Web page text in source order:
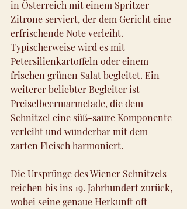
in Österreich mit einem Spritzer
Zitrone serviert, der dem Gericht eine
erfrischende Note verleiht.
Typischerweise wird es mit
Petersilienkartoffeln oder einem
frischen grünen Salat begleitet. Ein
weiterer beliebter Begleiter ist
Preiselbeermarmelade, die dem
Schnitzel eine süß-saure Komponente
verleiht und wunderbar mit dem
zarten Fleisch harmoniert.
Die Ursprünge des Wiener Schnitzels
reichen bis ins 19. Jahrhundert zurück,
wobei seine genaue Herkunft oft